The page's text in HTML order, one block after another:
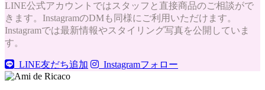
LINE公式アカウントではスタッフと直接商品のご相談がで
きます。InstagramのDMも同様にご利用いただけます。
Instagramでは最新情報やスタイリング写真を公開していま
す。
LINE友だち追加 Instagramフォロー